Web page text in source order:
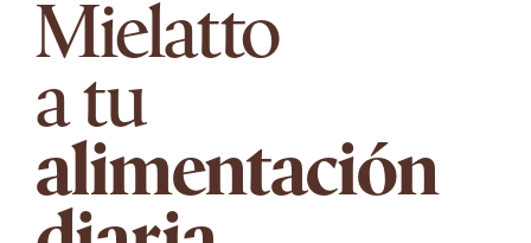
Mielatto
a tu
alimentación